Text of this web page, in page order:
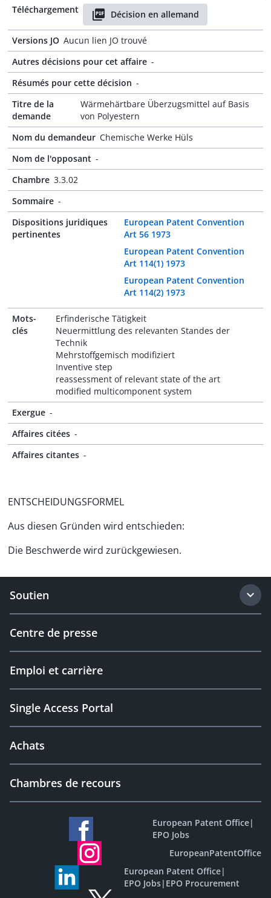
Téléchargement
Décision en allemand
Versions JO Aucun lien JO trouvé
Autres décisions pour cet affaire -
Résumés pour cette décision -
Titre de la
demande
Wärmehärtbare Überzugsmittel auf Basis
von Polyestern
Nom du demandeur Chemische Werke Hüls
Nom de l'opposant -
Chambre 3.3.02
Sommaire -
Dispositions juridiques
pertinentes
European Patent Convention
Art 56 1973
European Patent Convention
Art 114(1) 1973
European Patent Convention
Art 114(2) 1973
Mots-
clés
Erfinderische Tätigkeit
Neuermittlung des relevanten Standes der
Technik
Mehrstoffgemisch modifiziert
Inventive step
reassessment of relevant state of the art
modified multicomponent system
Exergue -
Affaires citées -
Affaires citantes -
ENTSCHEIDUNGSFORMEL
Aus diesen Gründen wird entschieden:
Die Beschwerde wird zurückgewiesen.
Soutien
Centre de presse
Emploi et carrière
Single Access Portal
Achats
Chambres de recours
European Patent Office|
EPO Jobs
EuropeanPatentOffice
European Patent Office|
EPO Jobs| EPO Procurement